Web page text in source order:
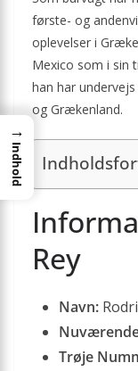
første- og
oplevelser i
Mexico som i sin
han har
og Grækenland.
Rey
Navn:
Trøje
→
Indhold